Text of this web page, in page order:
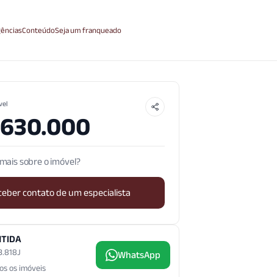
ConteúdoSeja um franqueado
sobre o imóvel?
contato de um especialista
os imóveis
WhatsApp